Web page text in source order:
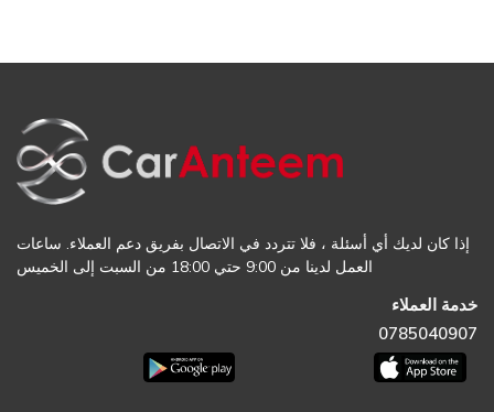
إذا كان لديك أي أسئلة ، فلا تتردد في الاتصال بفريق دعم العملاء. ساعات
العمل لدينا من 9:00 حتي 18:00 من السبت إلى الخميس
خدمة العملاء
0785040907